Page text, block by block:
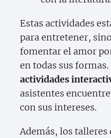
Estas actividades
para entretener,
fomentar el amor
en todas sus
actividades
asistentes
con sus intereses.
Además, los talleres